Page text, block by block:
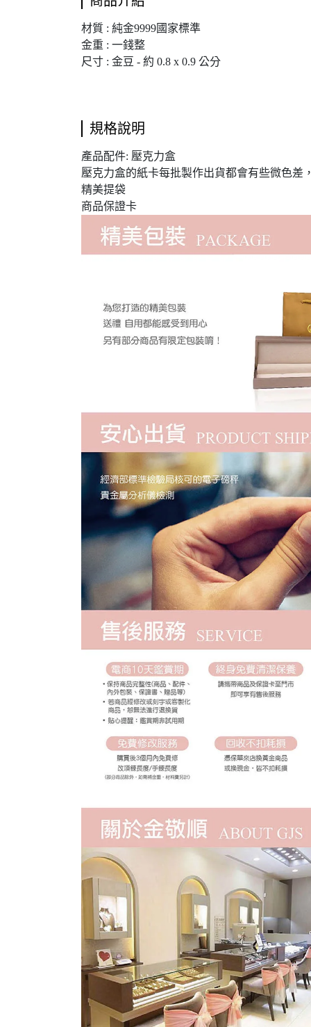
材質 : 純金9999國家標準
金重 : 一錢整
尺寸 : 金豆 - 約 0.8 x 0.9 公分
規格說明
產品配件: 壓克力盒
壓克力盒的紙卡每批製作出貨都會有些微色差
精美提袋
商品保證卡